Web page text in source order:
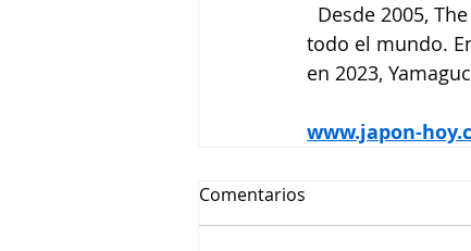
Desde 2005,
todo el mundo.
en 2023,
www.japon-
Comentarios